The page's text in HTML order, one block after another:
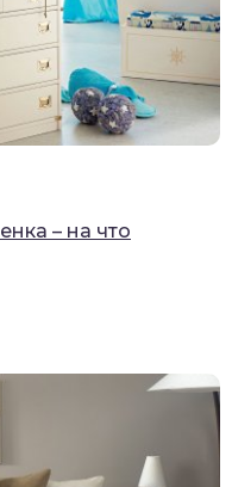
– на что